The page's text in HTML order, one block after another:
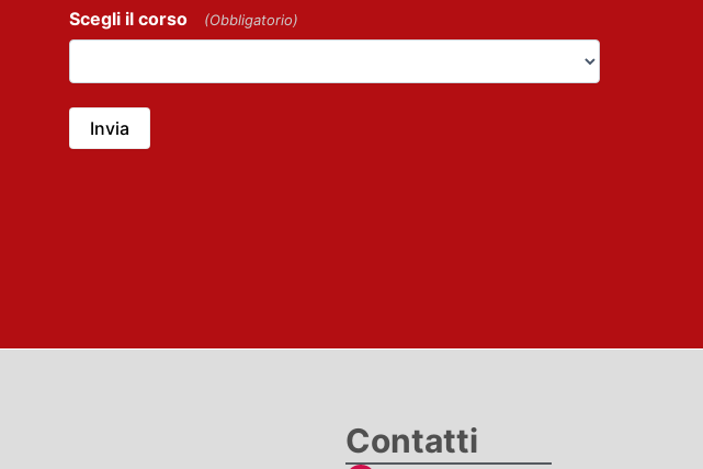
Scegli il corso (Obbligatorio)
Contatti